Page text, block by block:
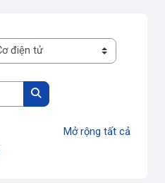
Tìm kiếm khoá học
Mở rộng tất cả